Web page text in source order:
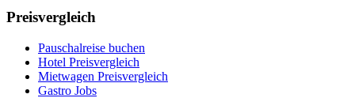
Preisvergleich
Pauschalreise buchen
Hotel Preisvergleich
Mietwagen Preisvergleich
Gastro Jobs